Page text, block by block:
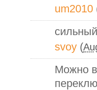
um2010
svoy (
Можно